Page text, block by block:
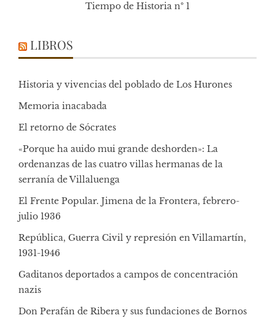
Tiempo de Historia nº 1
LIBROS
Historia y vivencias del poblado de Los Hurones
Memoria inacabada
El retorno de Sócrates
«Porque ha auido mui grande deshorden»: La
ordenanzas de las cuatro villas hermanas de la
serranía de Villaluenga
El Frente Popular. Jimena de la Frontera, febrero-
julio 1936
República, Guerra Civil y represión en Villamartín,
1931-1946
Gaditanos deportados a campos de concentración
nazis
Don Perafán de Ribera y sus fundaciones de Bornos